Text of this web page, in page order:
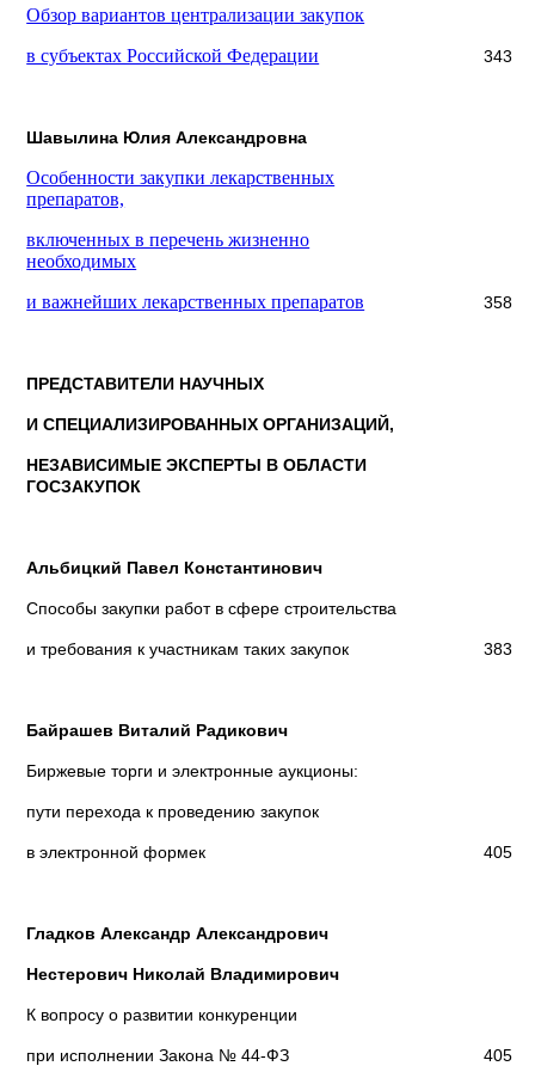
Обзор вариантов централизации закупок
в субъектах Российской Федерации
343
Шавылина Юлия Александровна
Особенности закупки лекарственных
препаратов,
включенных в перечень жизненно
необходимых
и важнейших лекарственных препаратов
358
ПРЕДСТАВИТЕЛИ НАУЧНЫХ
И СПЕЦИАЛИЗИРОВАННЫХ ОРГАНИЗАЦИЙ,
НЕЗАВИСИМЫЕ ЭКСПЕРТЫ В ОБЛАСТИ
ГОСЗАКУПОК
Альбицкий Павел Константинович
Способы закупки работ в сфере строительства
и требования к участникам таких закупок 383
Байрашев Виталий Радикович
Биржевые торги и электронные аукционы:
пути перехода к проведению закупок
в электронной формек 405
Гладков Александр Александрович
Нестерович Николай Владимирович
К вопросу о развитии конкуренции
при исполнении Закона № 44-ФЗ 405